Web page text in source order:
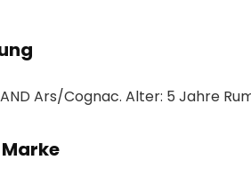
Ars/Cognac. Alter: 5 Jahre